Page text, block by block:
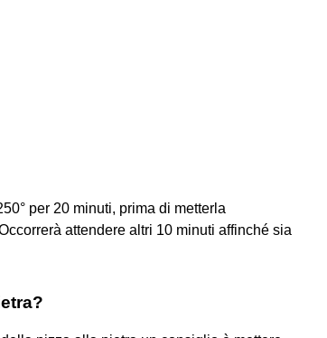
per 20 minuti, prima di metterla
attendere altri 10 minuti affinché sia